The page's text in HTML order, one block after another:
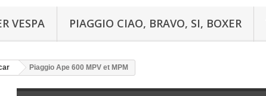
VESPA PIAGGIO CIAO, BRAVO, SI, BOXER
Piaggio Ape 600 MPV et MPM